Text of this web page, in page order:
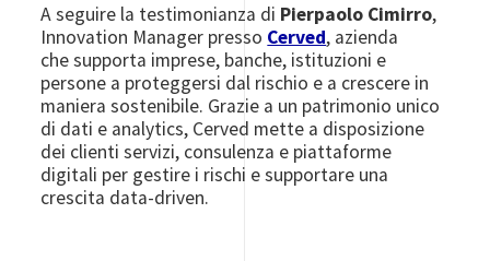
A seguire la testimonianza di Pierpaolo Cimirro,
Innovation Manager presso Cerved, azienda
chesupporta imprese, banche, istituzioni e
persone a proteggersi dal rischio e a crescere in
maniera sostenibile. Grazie a un patrimonio unico
di dati e analytics, Cerved mette a disposizione
dei clienti servizi, consulenza e piattaforme
digitali per gestire i rischi e supportare una
crescita data-driven.